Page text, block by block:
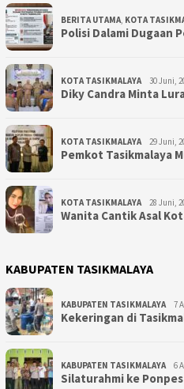
BERITA UTAMA KOTA
Polisi Dalami Dugaan
KOTA TASIKMALAYA 30 Juni,
Diky Candra Minta
KOTA TASIKMALAYA 29 Juni,
Pemkot Tasikmalaya
KOTA TASIKMALAYA 28 Juni,
Wanita Cantik Asal
KABUPATEN TASIKMALAYA
KABUPATEN TASIKMALAYA 7
Kekeringan di
KABUPATEN TASIKMALAYA 6
Silaturahmi ke